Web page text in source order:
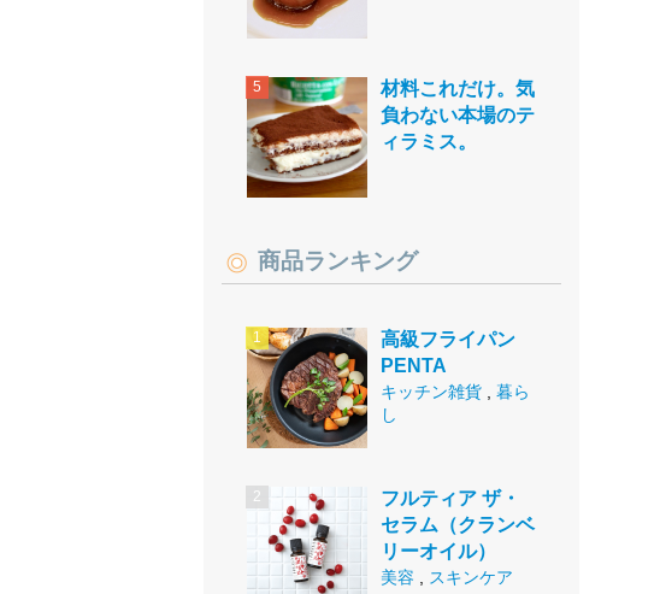
材料これだけ。気
負わない本場のテ
ィラミス。
商品ランキング
高級フライパン
PENTA
キッチン雑貨
暮ら
し
フルティア ザ・
セラム（クランベ
リーオイル）
美容 スキンケア